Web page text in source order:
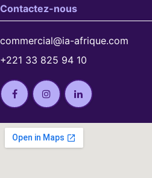
Contactez-nous
commercial@ia-afrique.com
+221 33 825 94 10